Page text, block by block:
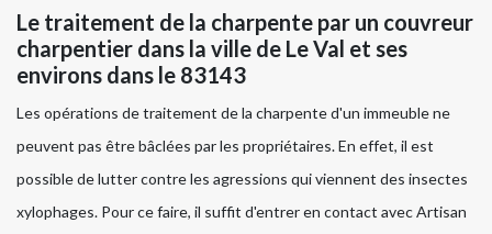
Le traitement de la charpente par un couvreur
charpentier dans la ville de Le Val et ses
environs dans le 83143
Les opérations de traitement de la charpente d'un immeuble ne
peuvent pas être bâclées par les propriétaires. En effet, il est
possible de lutter contre les agressions qui viennent des insectes
xylophages. Pour ce faire, il suffit d'entrer en contact avec Artisan